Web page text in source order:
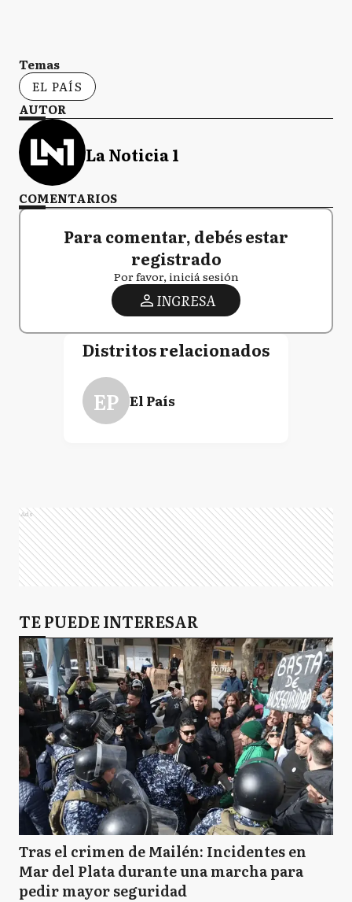
Temas
EL PAÍS
AUTOR
La Noticia 1
COMENTARIOS
Para comentar, debés estar
registrado
Por favor, iniciá sesión
INGRESA
Distritos relacionados
EP El País
Ads
TE PUEDE INTERESAR
Tras el crimen de Mailén: Incidentes en
Mar del Plata durante una marcha para
pedir mayor seguridad